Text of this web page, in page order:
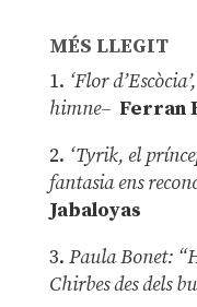
MÉS LLEGIT
1. ‘Flor
himne– Ferran
2. ‘Tyrik, el
fantasia ens
Jabaloyas
3. Paula Bonet:
Chirbes des dels